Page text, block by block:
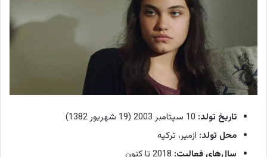
تاریخ تولد:
محل تولد: ازمیر، ترکیه